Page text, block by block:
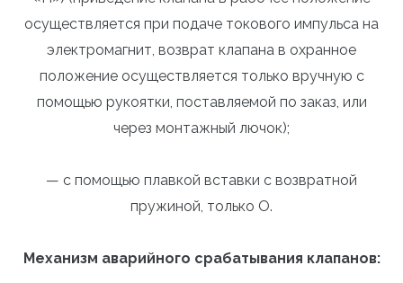
осуществляется при подаче токового импульса на
электромагнит, возврат клапана в охранное
положение осуществляется только вручную с
помощью рукоятки, поставляемой по заказ, или
через монтажный лючок);
— с помощью плавкой вставки с возвратной
пружиной, только О.
Механизм аварийного срабатывания клапанов: